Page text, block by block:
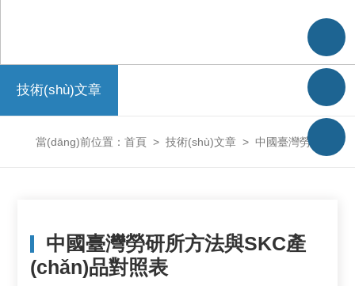
技術(shù)文章
當(dāng)前位置： 首頁 > 技術(shù)文章 > 中國臺灣勞研所方法與SKC產(chǎn)品對照表
中國臺灣勞研所方法與SKC產
(chǎn)品對照表